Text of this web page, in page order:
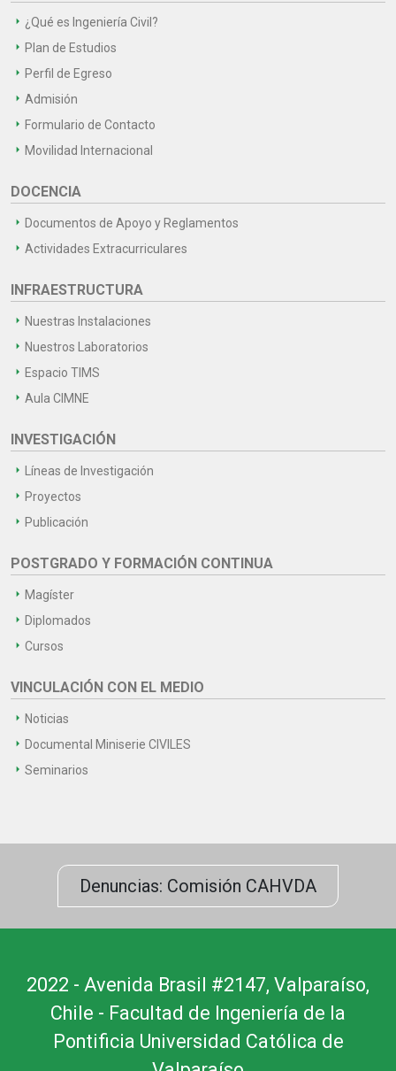
¿Qué es Ingeniería Civil?
Plan de Estudios
Perfil de Egreso
Admisión
Formulario de Contacto
Movilidad Internacional
DOCENCIA
Documentos de Apoyo y Reglamentos
Actividades Extracurriculares
INFRAESTRUCTURA
Nuestras Instalaciones
Nuestros Laboratorios
Espacio TIMS
Aula CIMNE
INVESTIGACIÓN
Líneas de Investigación
Proyectos
Publicación
POSTGRADO Y FORMACIÓN CONTINUA
Magíster
Diplomados
Cursos
VINCULACIÓN CON EL MEDIO
Noticias
Documental Miniserie CIVILES
Seminarios
Denuncias: Comisión CAHVDA
2022 - Avenida Brasil #2147, Valparaíso,
Chile - Facultad de Ingeniería de la
Pontificia Universidad Católica de